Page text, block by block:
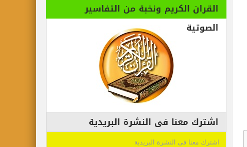
القران الكريم ونخبة من التفاسير
الصوتية
اشترك معنا فى النشرة البريدية
اشترك معنا فى النشرة البريدية